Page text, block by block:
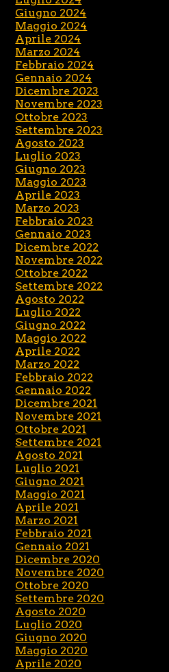
Giugno 2024
Maggio 2024
Aprile 2024
Marzo 2024
Febbraio 2024
Gennaio 2024
Dicembre 2023
Novembre 2023
Ottobre 2023
Settembre 2023
Agosto 2023
Luglio 2023
Giugno 2023
Maggio 2023
Aprile 2023
Marzo 2023
Febbraio 2023
Gennaio 2023
Dicembre 2022
Novembre 2022
Ottobre 2022
Settembre 2022
Agosto 2022
Luglio 2022
Giugno 2022
Maggio 2022
Aprile 2022
Marzo 2022
Febbraio 2022
Gennaio 2022
Dicembre 2021
Novembre 2021
Ottobre 2021
Settembre 2021
Agosto 2021
Luglio 2021
Giugno 2021
Maggio 2021
Aprile 2021
Marzo 2021
Febbraio 2021
Gennaio 2021
Dicembre 2020
Novembre 2020
Ottobre 2020
Settembre 2020
Agosto 2020
Luglio 2020
Giugno 2020
Maggio 2020
Aprile 2020